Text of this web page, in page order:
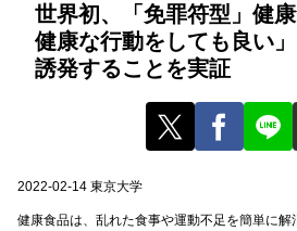
世界初、「免罪符型」健
健康な行動をしても良い
誘発することを実証
2022-02-14 東京大学
健康食品は、乱れた食事や運動不足を簡単に解